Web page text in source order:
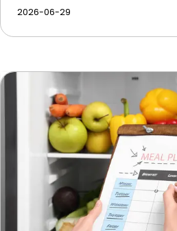
2026-06-29